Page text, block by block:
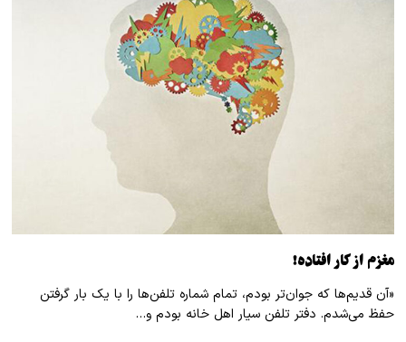
مغزم از کار افتاده!
«آن قدیم‌ها که جوان‌تر بودم، تمام شماره تلفن‌ها را با یک بار گرفتن
حفظ می‌شدم. دفتر تلفن سیار اهل خانه بودم و…